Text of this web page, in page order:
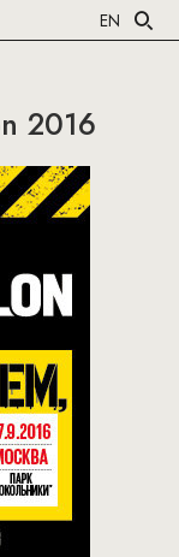
EN
2016